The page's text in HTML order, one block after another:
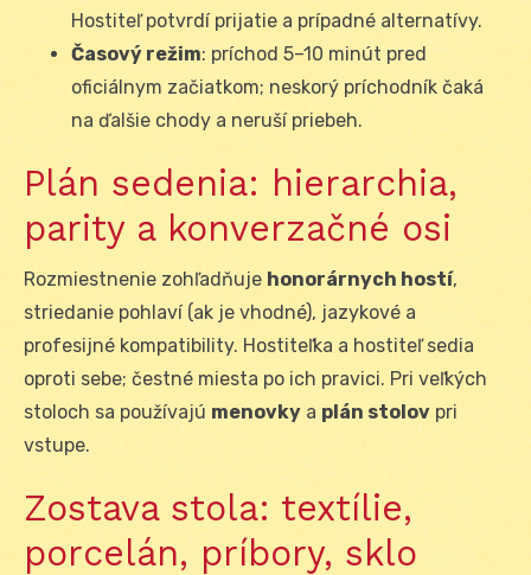
Hostiteľ potvrdí prijatie a prípadné alternatívy.
Časový režim: príchod 5–10 minút pred
oficiálnym začiatkom; neskorý príchodník čaká
na ďalšie chody a neruší priebeh.
Plán sedenia: hierarchia,
parity a konverzačné osi
Rozmiestnenie zohľadňuje honorárnych hostí,
striedanie pohlaví (ak je vhodné), jazykové a
profesijné kompatibility. Hostiteľka a hostiteľ sedia
oproti sebe; čestné miesta po ich pravici. Pri veľkých
stoloch sa používajú menovky a plán stolov pri
vstupe.
Zostava stola: textílie,
porcelán, príbory, sklo